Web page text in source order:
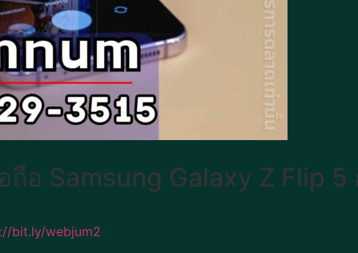
อ Samsung Galaxy Z Flip 5
bit.ly/webjum2